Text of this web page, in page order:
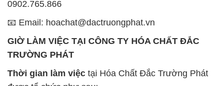
được tổ chức như sau:
Thứ 2 đến thứ 6: Buổi sáng: từ 8h đến 11h – Buổi
chiều: từ 12h30 đến 17h
Thứ 7: Buổi sáng: từ 8h đến 11h – Buổi chiều: từ